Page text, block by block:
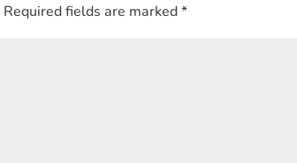
Required fields are marked*